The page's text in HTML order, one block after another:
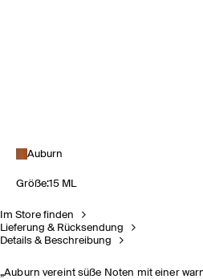
Auburn
Größe:15 ML
Im Store finden
Lieferung & Rücksendung
Details & Beschreibung
„Auburn vereint süße Noten mit einer